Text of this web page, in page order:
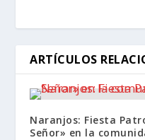
ARTÍCULOS
Naranjos: Fiesta
Señor» en la